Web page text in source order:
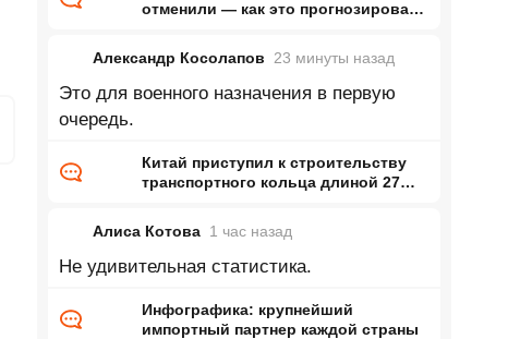
отменили — как это прогнозировал
Александр Косолапов
23 минуты назад
Это для военного назначения в первую
очередь.
Китай приступил к строительству
транспортного кольца длиной 27
Алиса Котова 1 час назад
Не удивительная статистика.
Инфографика: крупнейший
импортный партнер каждой страны